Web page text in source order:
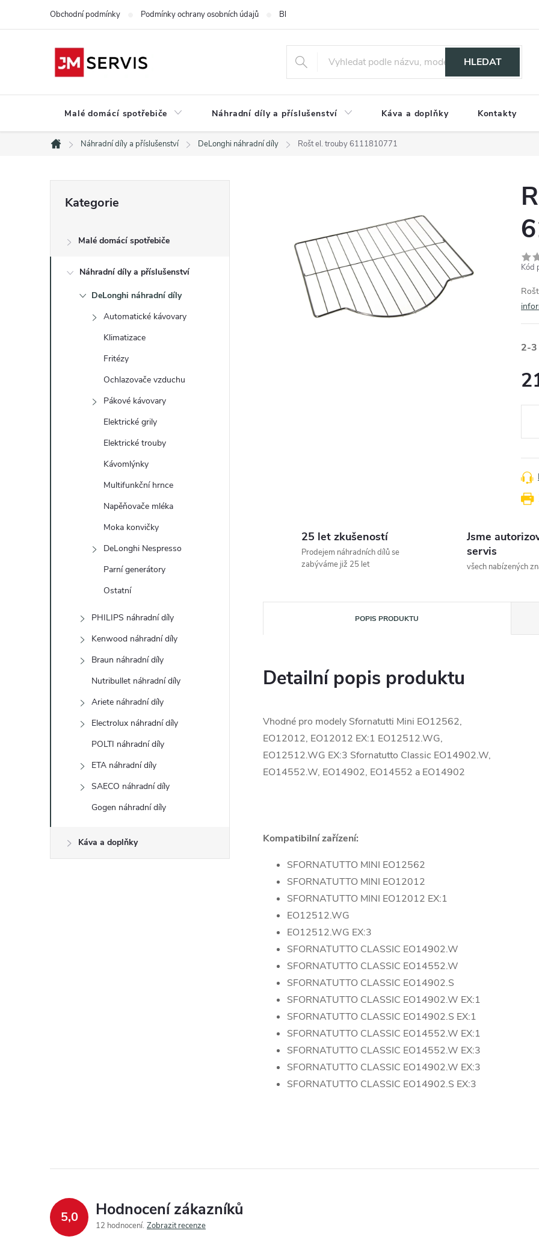
Obchodní podmínky Podmínky ochrany osobních údajů Blog
HLEDAT
Malé domácí spotřebiče Náhradní díly a příslušenství Káva a doplňky Kontakty
Domů
Náhradní díly a příslušenství DeLonghi náhradní díly Rošt el. trouby 6111810771
s
kategorie
Kategorie
Malé domácí spotřebiče
Náhradní díly a příslušenství
DeLonghi náhradní díly
Automatické kávovary
Klimatizace
Fritézy
Ochlazovače vzduchu
Pákové kávovary
Elektrické grily
Elektrické trouby
Kávomlýnky
Multifunkční hrnce
Napěňovače mléka
Moka konvičky
DeLonghi Nespresso
Parní generátory
Ostatní
PHILIPS náhradní díly
Kenwood náhradní díly
Braun náhradní díly
Nutribullet náhradní díly
Ariete náhradní díly
Electrolux náhradní díly
POLTI náhradní díly
ETA náhradní díly
SAECO náhradní díly
Gogen náhradní díly
Káva a doplňky
Kód
2-3
25 let zkušeností
Prodejem náhradních dílů se
zabýváme již 25 let
Jsme
servis
všech nabízených
POPIS PRODUKTU
Detailní popis produktu
Vhodné pro modely Sfornatutti Mini EO12562,
EO12012, EO12012 EX:1 EO12512.WG,
EO12512.WG EX:3 Sfornatutto Classic EO14902.W,
EO14552.W, EO14902, EO14552 a EO14902
Kompatibilní zařízení:
SFORNATUTTO MINI EO12562
SFORNATUTTO MINI EO12012
SFORNATUTTO MINI EO12012 EX:1
EO12512.WG
EO12512.WG EX:3
SFORNATUTTO CLASSIC EO14902.W
SFORNATUTTO CLASSIC EO14552.W
SFORNATUTTO CLASSIC EO14902.S
SFORNATUTTO CLASSIC EO14902.W EX:1
SFORNATUTTO CLASSIC EO14902.S EX:1
SFORNATUTTO CLASSIC EO14552.W EX:1
SFORNATUTTO CLASSIC EO14552.W EX:3
SFORNATUTTO CLASSIC EO14902.W EX:3
SFORNATUTTO CLASSIC EO14902.S EX:3
5,0 Hodnocení zákazníků
12 hodnocení Zobrazit recenze